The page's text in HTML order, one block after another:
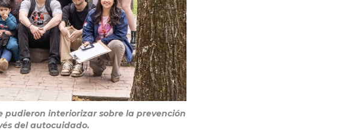
pudieron interiorizar sobre la prevención
del autocuidado.